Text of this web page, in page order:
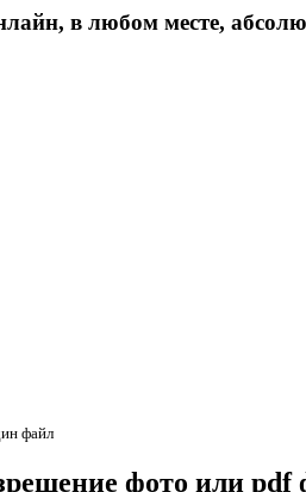
в любом месте,
файл
фото или